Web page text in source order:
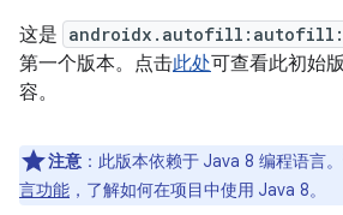
这是
第一个版本。点击此处可查看此初始
容。
注意 ：此版本依赖于 Java 8 编程语言
言功能 ，了解如何在项目中使用 Java 8。